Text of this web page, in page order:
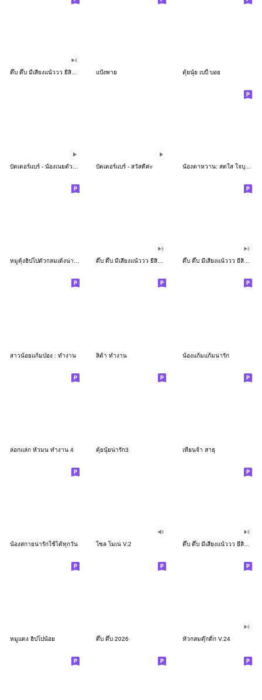
แป้งพาย ตุ้ยนุ้ย เบบี้ บอย
บัตเตอร์แบร์ - สวัสดีค่ะ น้องตาหวาน: สดใส ใจบุญ (สีพาสเทล)
หมูดุ้งฮิปโปตัวกลมเด้งน่ารัก ดึ๊บ ดึ๊บ มีเสียงแน้ววว ยี่สิบเจ็ด ดึ๊บ ดึ๊บ มีเสียงแน้ววว ยี่สิบหก
สาวน้อยแก้มป่อง : ทำงาน ลิต้า ทำงาน น้องแก้มแก้มน่ารัก
ล่อกแล่ก หัวมน ทำงาน 4 ตุ้ยนุ้ยน่ารัก3 เทียนจ้า สาธุ
น้องสกายน่ารักใช้ได้ทุกวัน โซล โมเน่ V.2 ดึ๊บ ดึ๊บ มีเสียงแน้ววว ยี่สิบสอง
หมูแดง ฮิปโปน้อย ดึ๊บ ดึ๊บ 2026 หัวกลมดุ๊กดิ๊ก V.24